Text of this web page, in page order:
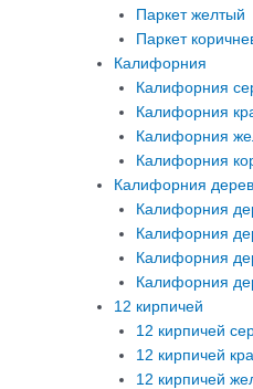
Паркет желтый
Паркет
Калифорния
Калифорния
Калифорния
Калифорния
Калифорния
Калифорния
Калифорния
Калифорния
Калифорния
Калифорния
12 кирпичей
12 кирпичей
12 кирпичей
12 кирпичей